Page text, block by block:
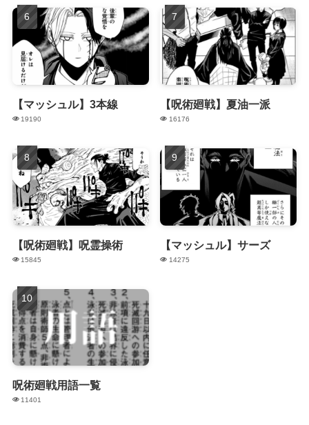
【マッシュル】3本線
19190
【呪術廻戦】夏油一派
16176
【呪術廻戦】呪霊操術
15845
【マッシュル】サーズ
14275
呪術廻戦用語一覧
11401